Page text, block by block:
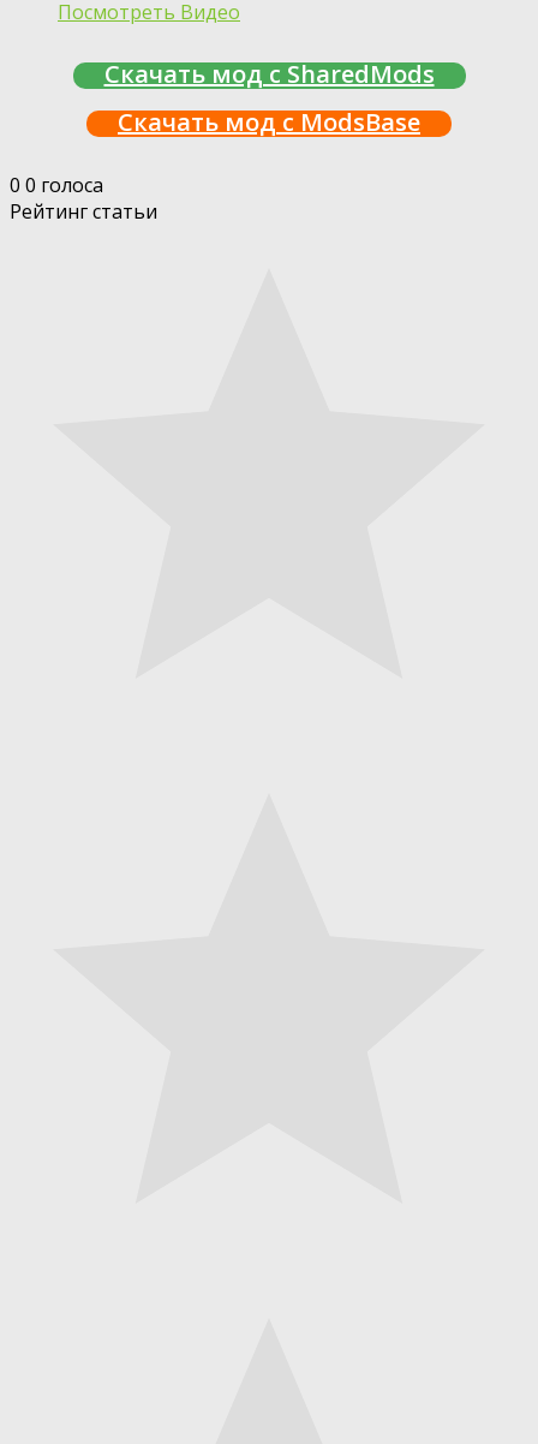
Посмотреть Видео
Скачать мод с SharedMods
Скачать мод с ModsBase
0 0 голоса
Рейтинг статьи